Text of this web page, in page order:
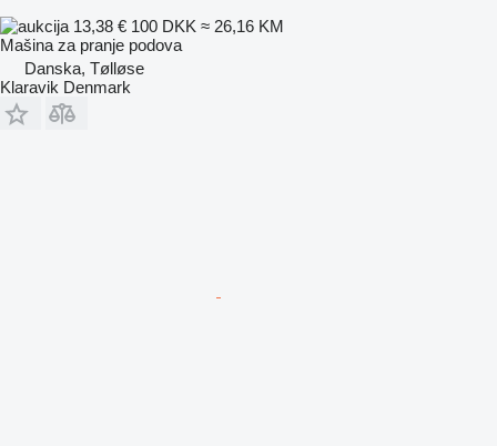
13,38 € 100 DKK ≈ 26,16 KM
Mašina za pranje podova
Danska, Tølløse
Klaravik Denmark